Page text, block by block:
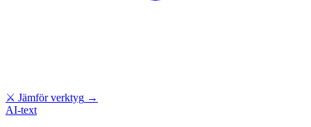
⚔ Jämför verktyg →
AI-text